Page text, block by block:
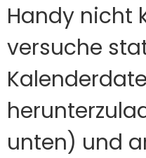
Handy nicht
versuche
unten) und